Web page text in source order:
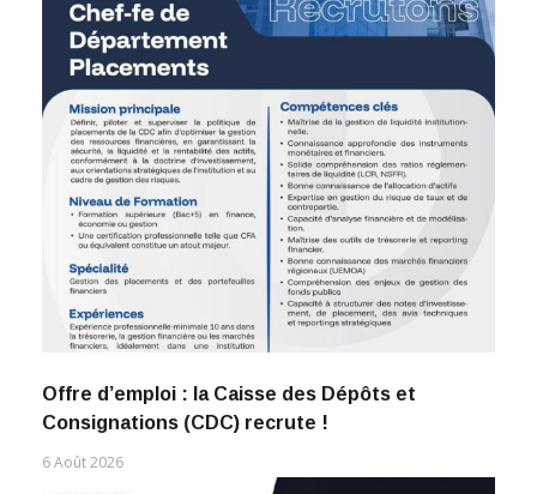
Offre d’emploi : la Caisse des Dépôts et
Consignations (CDC) recrute !
6 Août 2026